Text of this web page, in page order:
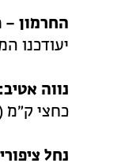
החרמון –
יעודכנו
נווה אטיב:
כחצי ק״מ
נחל